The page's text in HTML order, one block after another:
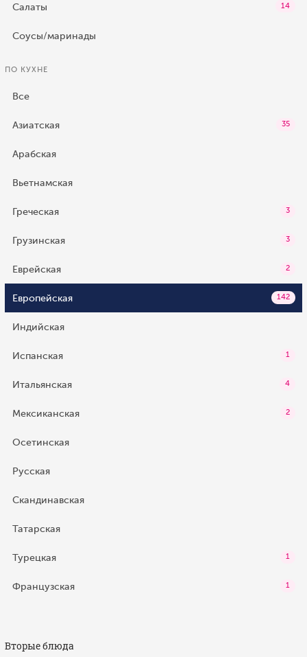
Салаты 14
Соусы/маринады
ПО КУХНЕ
Все
Азиатская 35
Арабская
Вьетнамская
Греческая 3
Грузинская 3
Еврейская 2
Европейская 142
Индийская
Испанская 1
Итальянская 4
Мексиканская 2
Осетинская
Русская
Скандинавская
Татарская
Турецкая 1
Французская 1
Вторые блюда